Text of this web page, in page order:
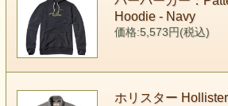
Hoodie - Navy
価格:5,573円(税込)
ホリスター